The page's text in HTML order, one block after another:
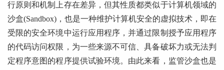
行原则和机制上存在差异，但其性质都类似于计算机领域的
沙盒(Sandbox)，也是一种维护计算机安全的虚拟技术，即在
受限的安全环境中运行应用程序，并通过限制授予应用程序
的代码访问权限，为一些来源不可信、具备破坏力或无法判
定程序意图的程序提供试验环境。由此来看，监管沙盒也是